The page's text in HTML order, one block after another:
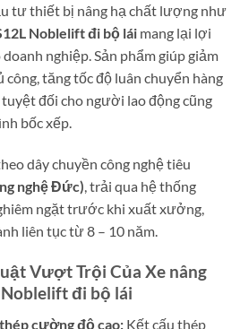
tư thiết bị nâng hạ chất lượng như
Noblelift đi bộ lái mang lại lợi
nghiệp. Sản phẩm giúp giảm
tăng tốc độ luân chuyển hàng
đối cho người lao động cũng
bốc xếp.
dây chuyền công nghệ tiêu
nghệ Đức), trải qua hệ thống
ngặt trước khi xuất xưởng,
liên tục từ 8 – 10 năm.
Vượt Trội Của Xe nâng
đi bộ lái
cường độ cao:Kết cấu thép